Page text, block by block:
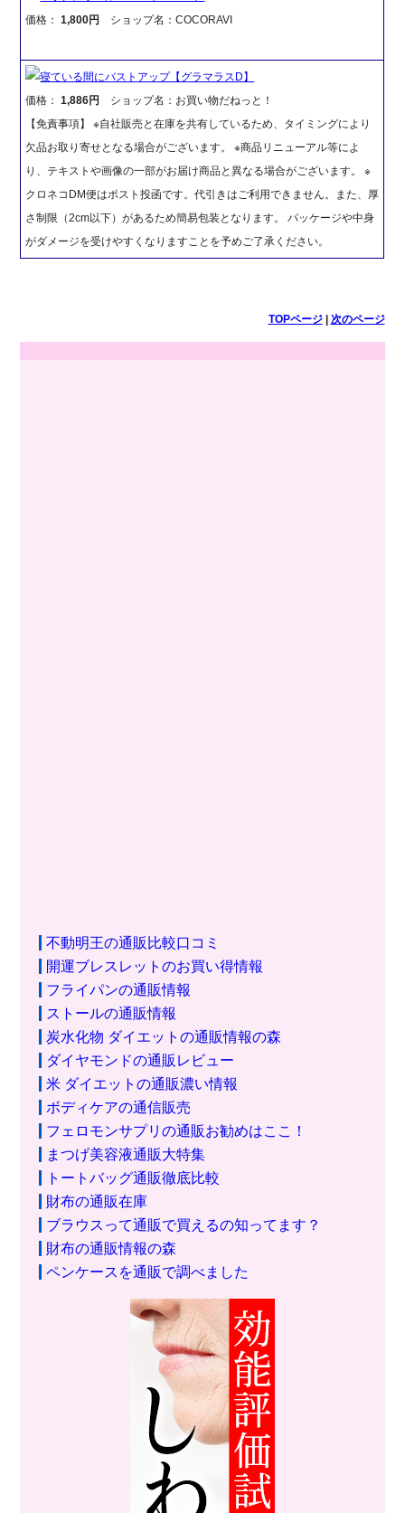
価格：1,800円 ショップ名：COCORAVI
寝ている間にバストアップ【グラマラスD】
価格：1,886円
ショップ名：お買い物だねっと！
【免責事項】 ※自社販売と在庫を共有しているため、タイミングにより
欠品お取り寄せとなる場合がございます。 ※商品リニューアル等によ
り、テキストや画像の一部がお届け商品と異なる場合がございます。 ※
クロネコDM便はポスト投函です。代引きはご利用できません。また、厚
さ制限（2cm以下）があるため簡易包装となります。 パッケージや中身
がダメージを受けやすくなりますことを予めご了承ください。
TOPページ| 次のページ
不動明王の通販比較口コミ
開運ブレスレットのお買い得情報
フライパンの通販情報
ストールの通販情報
炭水化物 ダイエットの通販情報の森
ダイヤモンドの通販レビュー
米 ダイエットの通販濃い情報
ボディケアの通信販売
フェロモンサプリの通販お勧めはここ！
まつげ美容液通販大特集
トートバッグ通販徹底比較
財布の通販在庫
ブラウスって通販で買えるの知ってます？
財布の通販情報の森
ペンケースを通販で調べました